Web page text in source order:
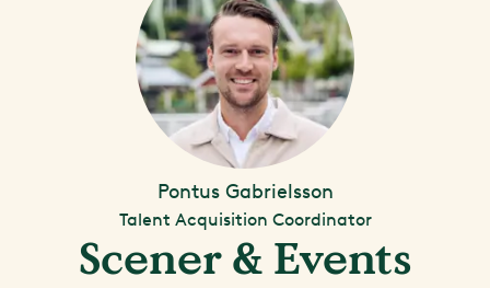
Pontus Gabrielsson
Talent Acquisition Coordinator
Scener & Events